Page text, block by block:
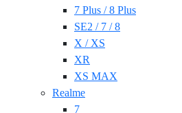
7 Plus / 8 Plus
SE2 / 7 / 8
X / XS
XR
XS MAX
Realme
7